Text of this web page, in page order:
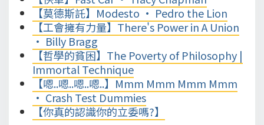
【莫德斯託】Modesto • Pedro the Lion
【工會擁有力量】There's Power in A Union
• Billy Bragg
【哲學的貧困】The Poverty of Philosophy |
Immortal Technique
【嗯..嗯..嗯..嗯..】Mmm Mmm Mmm Mmm
• Crash Test Dummies
【你真的認識你的立委嗎?】